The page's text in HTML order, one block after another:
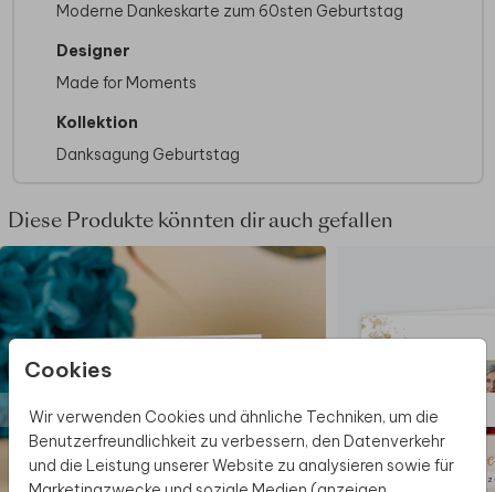
Cookies
Wir verwenden Cookies und ähnliche Techniken, um die
Benutzerfreundlichkeit zu verbessern, den Datenverkehr
und die Leistung unserer Website zu analysieren sowie für
Moderne Dankeskarte zum 60sten Geburtstag
Designer
Made for Moments
Kollektion
Danksagung Geburtstag
Diese Produkte könnten dir auch gefallen